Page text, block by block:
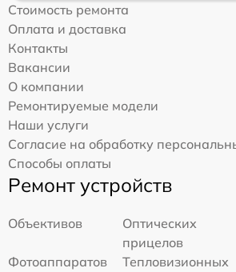
Стоимость ремонта
Оплата и доставка
Контакты
Вакансии
О компании
Ремонтируемые модели
Наши услуги
Согласие на обработку
Способы оплаты
Ремонт устройств
Объективов
Оптических
прицелов
Фотоаппаратов
Тепловизионных